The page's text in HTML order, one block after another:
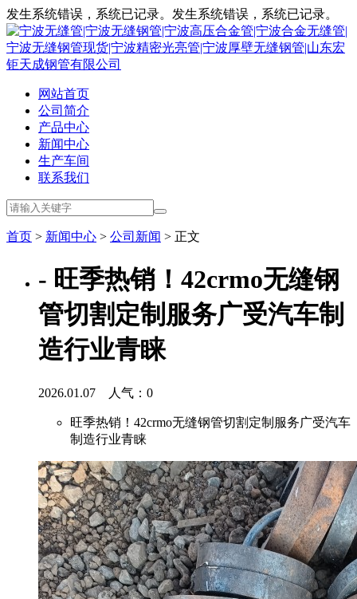
发生系统错误，系统已记录。发生系统错误，系统已记录。
网站首页
公司简介
产品中心
新闻中心
生产车间
联系我们
首页 > 新闻中心 > 公司新闻 > 正文
- 旺季热销！42crmo无缝钢
管切割定制服务广受汽车制
造行业青睐
2026.01.07 人气： 0
旺季热销！42crmo无缝钢管切割定制服务广受汽车
制造行业青睐